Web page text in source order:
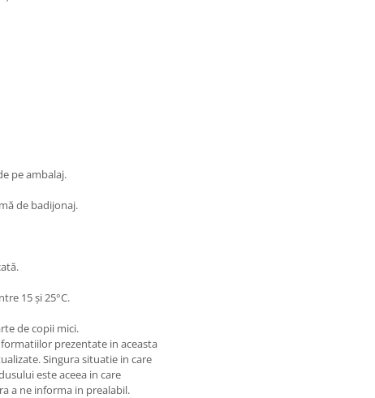
pe ambalaj.
de badijonaj.
15 și 25°C.
de copii mici.
prezentate in aceasta
Singura situatie in care
este aceea in care
a ne informa in prealabil.